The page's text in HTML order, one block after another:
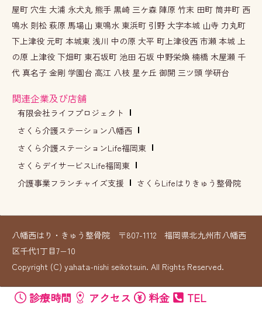
診療時間 アクセス 料金 TEL
屋町 穴生 大浦 永犬丸 熊手 黒崎 三ケ森 陣原 竹末 田町 筒井町 西
鳴水 則松 萩原 馬場山 東鳴水 東浜町 引野 大字本城 山寺 力丸町
下上津役 元町 本城東 浅川 中の原 大平 町上津役西 市瀬 本城 上
の原 上津役 下畑町 東石坂町 池田 石坂 中野栄煥 楠橋 木屋瀬 千
代 真名子 金剛 学園台 高江 八枝 星ケ丘 御開 三ツ頭 学研台
関連企業及び店舗
有限会社ライフプロジェクト
さくら介護ステーション八幡西
さくら介護ステーションLife福岡東
さくらデイサービスLife福岡東
介護事業フランチャイズ支援
さくらLifeはりきゅう整骨院
八幡西はり・きゅう整骨院 〒807-1112 福岡県北九州市八幡西
区千代1丁目7−10
Copyright (C) yahata-nishi seikotsuin. All Rights Reserved.